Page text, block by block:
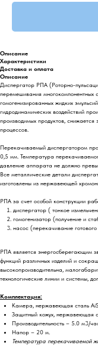
Описание
Характеристики
Доставка и оплата
Описание
Диспергатор РПА (Роторно-
перемешивания многокомпонентных
гомогенизированных жидких
гидродинамических воздействий
производимых продуктов, снижается
процессов.
Перекачиваемый диспергатором
0,5 мм. Температура
давление аппарата не должно
Все металлические детали
изготовлены из нержавеющей
РПА за счет особой конструкции
диспергатор ( тонкое
гомогенизатор (получение и
насос (перекачивание
РПА является энергосберегающим
функций различных изделий и
высокопроизводительна,
технологические линии и системы,
Комплектация:
Камера, нержавеющая сталь
Защитный кожух, нержавеющая
Производительность – 5.0 м3/
Напор – 20 м.
Температура перекачиваемой